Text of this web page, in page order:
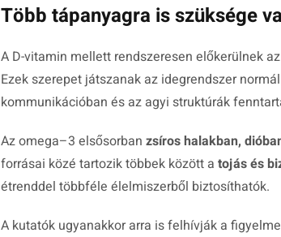
Több tápanyagra is szüksége
A D-vitamin mellett rendszeresen előkerülnek az
Ezek szerepet játszanak az idegrendszer
kommunikációban és az agyi struktúrák
Az omega–3 elsősorban zsíros halakban,
forrásai közé tartozik többek között a tojás és
étrenddel többféle élelmiszerből biztosíthatók.
A kutatók ugyanakkor arra is felhívják a